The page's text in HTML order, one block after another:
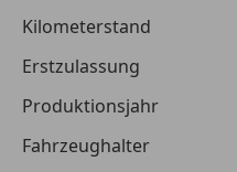
Monatliche Rate
Die tatsächlichen Konditionen
von der von Ihnen gewählten
Jahre. Zinsspanne Sollzinssatz:
Jetzt
Kilometerstand
Erstzulassung
Produktionsjahr
Fahrzeughalter